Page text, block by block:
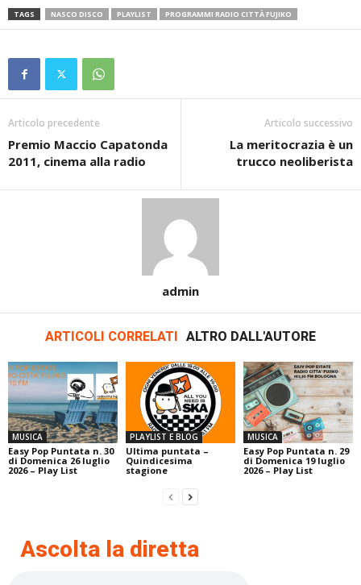
TAGS NASCO DISCO PLAYLIST PROGRAMMI RADIO CITTÀ FUJIKO
Articolo precedente
Premio Maccio Capatonda
2011, cinema alla radio
Articolo successivo
La meritocrazia è un
trucco neoliberista
admin
ARTICOLI CORRELATI ALTRO DALL'AUTORE
MUSICA
Easy Pop Puntata n. 30
di Domenica 26 luglio
2026 – Play List
PLAYLIST E BLOG
Ultima puntata –
Quindicesima
stagione
MUSICA
Easy Pop Puntata n. 29
di Domenica 19 luglio
2026 – Play List
Ascolta la diretta